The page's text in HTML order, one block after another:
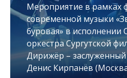
Мероприятие в рамках
современной музыки
буровая» в исполнении
оркестра Сургутской
Дирижёр – заслуженный
Денис Кирпанёв